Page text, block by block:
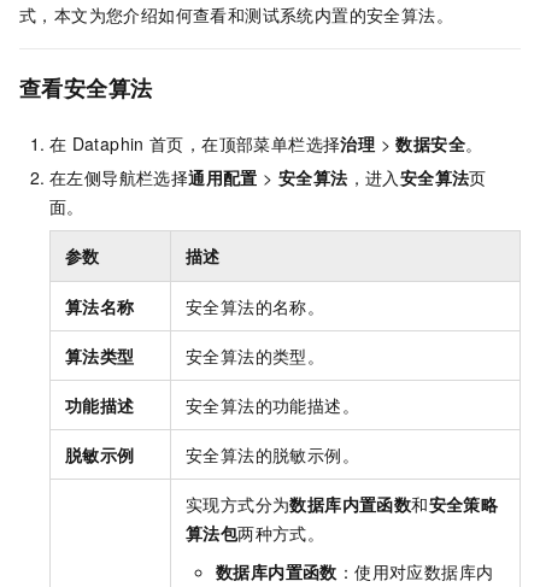
式，本文为您介绍如何查看和测试系统内置的安全算法。
查看安全算法
在 Dataphin 首页，在顶部菜单栏选择治理 >数据安全。
在左侧导航栏选择通用配置 >安全算法 ，进入安全算法页
面。
参数 描述
算法名称 安全算法的名称。
算法类型 安全算法的类型。
功能描述 安全算法的功能描述。
脱敏示例 安全算法的脱敏示例。
实现方式分为数据库内置函数和安全策略
算法包两种方式。
数据库内置函数 ：使用对应数据库内